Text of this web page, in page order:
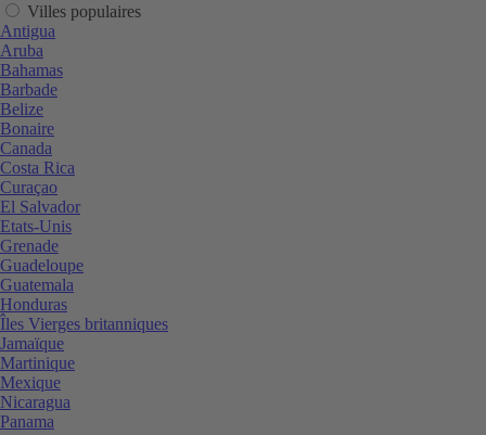
Villes populaires
Antigua
Aruba
Bahamas
Barbade
Belize
Bonaire
Canada
Costa Rica
Curaçao
El Salvador
Etats-Unis
Grenade
Guadeloupe
Guatemala
Honduras
Îles Vierges britanniques
Jamaïque
Martinique
Mexique
Nicaragua
Panama